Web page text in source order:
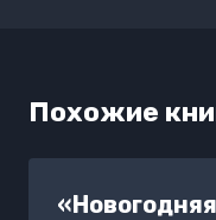
Похожие